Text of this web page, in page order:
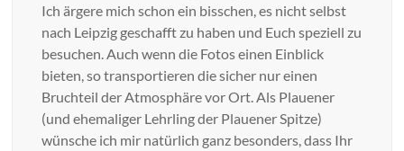
Ich ärgere mich schon ein bisschen, es nicht selbst
nach Leipzig geschafft zu haben und Euch speziell zu
besuchen. Auch wenn die Fotos einen Einblick
bieten, so transportieren die sicher nur einen
Bruchteil der Atmosphäre vor Ort. Als Plauener
(und ehemaliger Lehrling der Plauener Spitze)
wünsche ich mir natürlich ganz besonders, dass Ihr